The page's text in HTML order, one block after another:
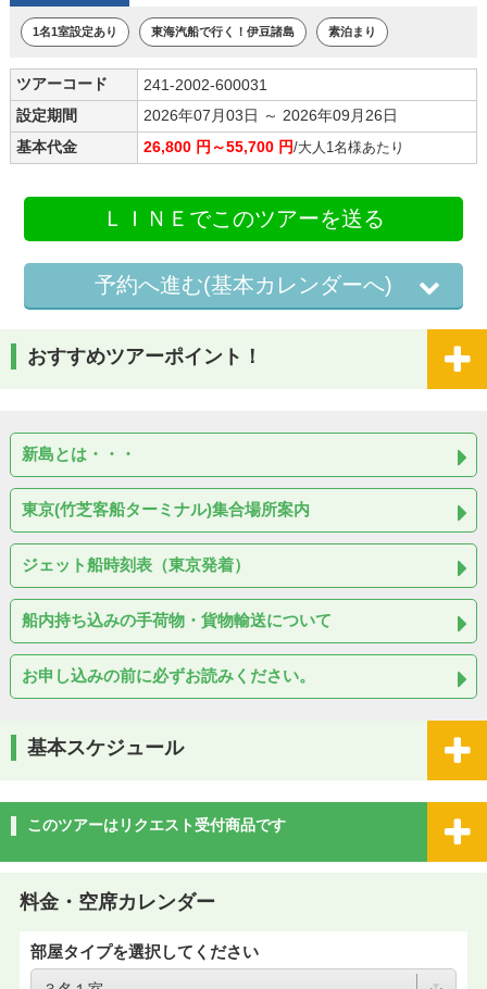
1名1室設定あり 東海汽船で行く！伊豆諸島 素泊まり
ツアーコード
241-2002-600031
設定期間
2026年07月03日 ～ 2026年09月26日
基本代金
26,800 円～55,700 円/大人1名様あたり
ＬＩＮＥでこのツアーを送る
予約へ進む(基本カレンダーへ)
おすすめツアーポイント！
新島とは・・・
東京(竹芝客船ターミナル)集合場所案内
ジェット船時刻表（東京発着）
船内持ち込みの手荷物・貨物輸送について
お申し込みの前に必ずお読みください。
基本スケジュール
このツアーはリクエスト受付商品です
料金・空席カレンダー
部屋タイプを選択してください